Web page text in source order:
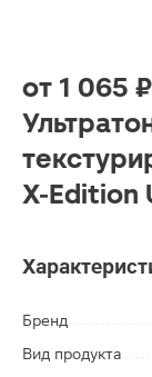
от 1 065 ₽
X-Edition
Бренд
Вид продукта